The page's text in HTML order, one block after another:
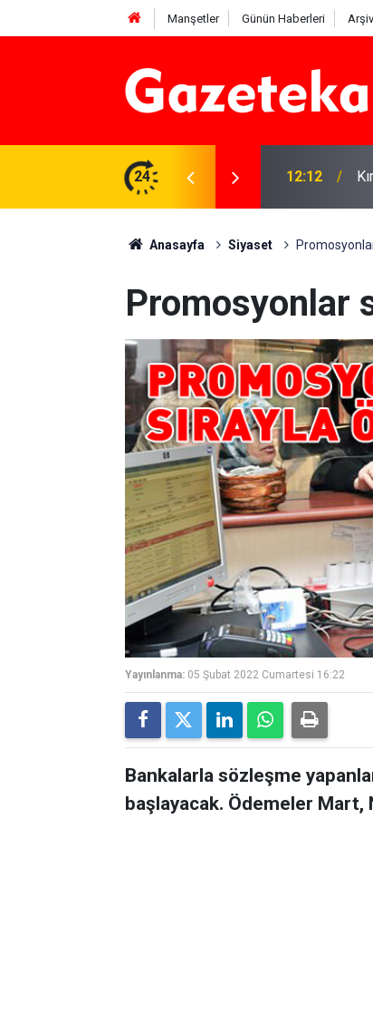
Manşetler Günün Haberleri Arşiv
24
karşı denetimler artırıldı 12:12
Anasayfa Siyaset
Promosyonlar
Yayınlanma: 05 Şubat 2022 Cumartesi 16:22
Bankalarla sözleşme
başlayacak. Ödemeler Mart,